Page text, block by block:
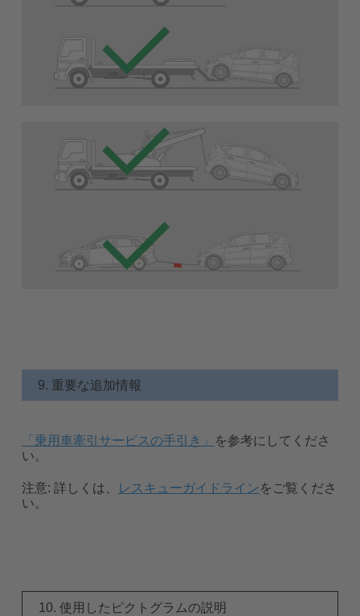
9. 重要な追加情報
「乗用車牽引サービスの手引き」
を参考にしてくださ
い。
注意: 詳しくは、 レスキューガイドラインをご覧くださ
い。
10. 使用したピクトグラムの説明